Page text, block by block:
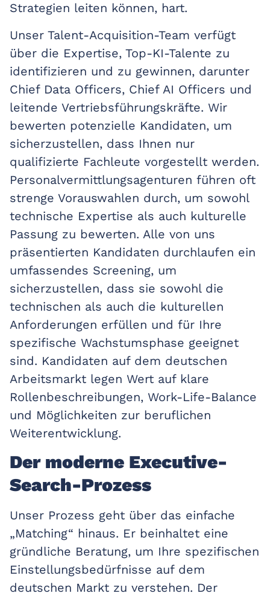
Strategien leiten können, hart.
Unser Talent-Acquisition-Team verfügt
über die Expertise, Top-KI-Talente zu
identifizieren und zu gewinnen, darunter
Chief Data Officers, Chief AI Officers und
leitende Vertriebsführungskräfte. Wir
bewerten potenzielle Kandidaten, um
sicherzustellen, dass Ihnen nur
qualifizierte Fachleute vorgestellt werden.
Personalvermittlungsagenturen führen oft
strenge Vorauswahlen durch, um sowohl
technische Expertise als auch kulturelle
Passung zu bewerten. Alle von uns
präsentierten Kandidaten durchlaufen ein
umfassendes Screening, um
sicherzustellen, dass sie sowohl die
technischen als auch die kulturellen
Anforderungen erfüllen und für Ihre
spezifische Wachstumsphase geeignet
sind. Kandidaten auf dem deutschen
Arbeitsmarkt legen Wert auf klare
Rollenbeschreibungen, Work-Life-Balance
und Möglichkeiten zur beruflichen
Weiterentwicklung.
Der moderne Executive-
Search-Prozess
Unser Prozess geht über das einfache
„Matching“ hinaus. Er beinhaltet eine
gründliche Beratung, um Ihre spezifischen
Einstellungsbedürfnisse auf dem
deutschen Markt zu verstehen. Der